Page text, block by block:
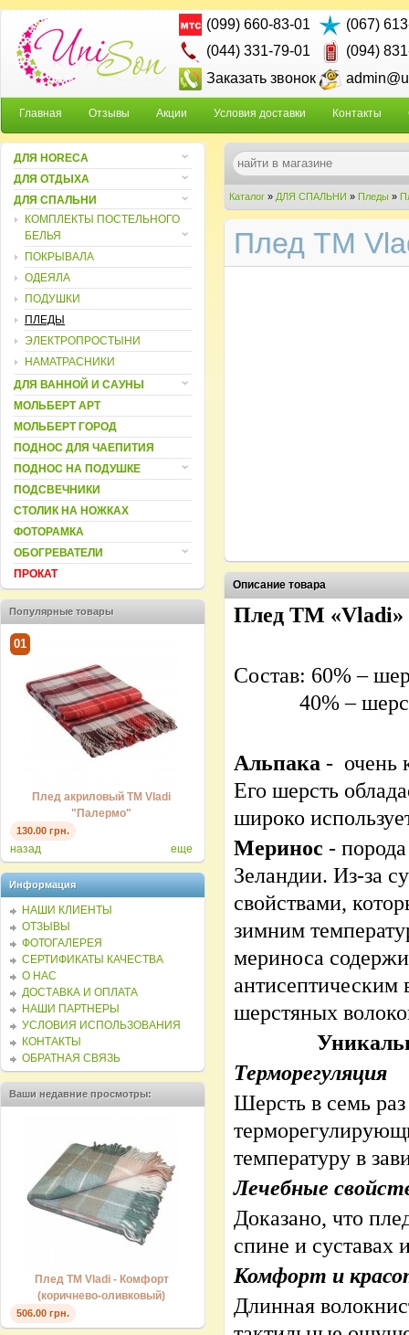
(099) 660-83-01
(067)
(044) 331-79-01
(094)
Заказать звонок
Главная Отзывы Акции Условия доставки Контакты
Каталог » ДЛЯ СПАЛЬНИ » Пледы »
Плед ТМ
Описание товара
Плед TM «Vladi»
Состав: 60% –
40% –
Альпака - очень
Его шерсть
широко
Меринос -
Зеландии. Из-за
свойствами,
зимним
мериноса
антисептическим
шерстяных
Терморегуляция
Шерсть в семь
температуру в
Лечебные
Доказано, что
спине и суставах
Комфорт и
Длинная
ДЛЯ HORECA
ДЛЯ ОТДЫХА
ДЛЯ СПАЛЬНИ
КОМПЛЕКТЫ ПОСТЕЛЬНОГО
БЕЛЬЯ
ПОКРЫВАЛА
ОДЕЯЛА
ПОДУШКИ
ПЛЕДЫ
ЭЛЕКТРОПРОСТЫНИ
НАМАТРАСНИКИ
ДЛЯ ВАННОЙ И САУНЫ
МОЛЬБЕРТ АРТ
МОЛЬБЕРТ ГОРОД
ПОДНОС ДЛЯ ЧАЕПИТИЯ
ПОДНОС НА ПОДУШКЕ
ПОДСВЕЧНИКИ
СТОЛИК НА НОЖКАХ
ФОТОРАМКА
ОБОГРЕВАТЕЛИ
ПРОКАТ
Популярные товары
01
Плед акриловый ТМ Vladi
"Палермо"
130.00 грн.
Плед ТМ Vladi - Cappuccino
(бежевый)
454.00 грн.
Плед
назад еще
Информация
НАШИ КЛИЕНТЫ
ОТЗЫВЫ
ФОТОГАЛЕРЕЯ
СЕРТИФИКАТЫ КАЧЕСТВА
О НАС
ДОСТАВКА И ОПЛАТА
НАШИ ПАРТНЕРЫ
УСЛОВИЯ ИСПОЛЬЗОВАНИЯ
КОНТАКТЫ
ОБРАТНАЯ СВЯЗЬ
Ваши недавние просмотры:
Плед ТМ Vladi - Комфорт
(коричнево-оливковый)
506.00 грн.